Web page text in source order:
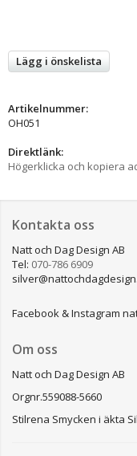
Lägg i önskelista
Artikelnummer:
OH051
Direktlänk:
Högerklicka och kopiera
Kontakta oss
Natt och Dag Design AB
Tel: 070-786 6909
Facebook & Instagram
Om oss
Natt och Dag Design AB
Orgnr.559088-5660
Stilrena Smycken i äkta